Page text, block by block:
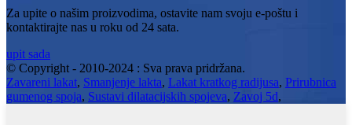
Za upite o našim proizvodima, ostavite nam svoju e-poštu i
kontaktirajte nas u roku od 24 sata.
upit sada
© Copyright - 2010-2024 : Sva prava pridržana.
Zavareni lakat, Smanjenje lakta, Lakat kratkog radijusa, Prirubnica
gumenog spoja, Sustavi dilatacijskih spojeva, Zavoj 5d,